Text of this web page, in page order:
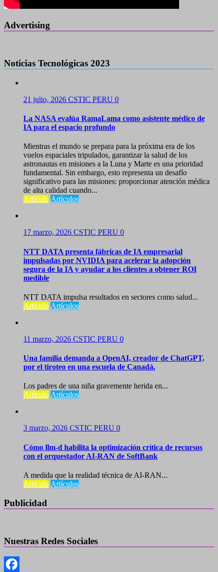
Advertising
Noticias Tecnológicas 2023
21 julio, 2026 CSTIC PERU 0
La NASA evalúa RamaLama como asistente médico de
IA para el espacio profundo
Mientras el mundo se prepara para la próxima era de los
vuelos espaciales tripulados, garantizar la salud de los
astronautas en misiones a la Luna y Marte es una prioridad
fundamental. Sin embargo, esto representa un desafío
significativo para las misiones: proporcionar atención médica
de alta calidad cuando...
Articulo Artículos
17 marzo, 2026 CSTIC PERU 0
NTT DATA presenta fábricas de IA empresarial
impulsadas por NVIDIA para acelerar la adopción
segura de la IA y ayudar a los clientes a obtener ROI
medible
NTT DATA impulsa resultados en sectores como salud...
Articulo Artículos
11 marzo, 2026 CSTIC PERU 0
Una familia demanda a OpenAI, creador de ChatGPT,
por el tiroteo en una escuela de Canadá.
Los padres de una niña gravemente herida en...
Articulo Artículos
3 marzo, 2026 CSTIC PERU 0
Cómo llm-d habilita la optimización crítica de recursos
con el orquestador AI-RAN de SoftBank
A medida que la realidad técnica de AI-RAN...
Articulo Artículos
Publicidad
Nuestras Redes Sociales